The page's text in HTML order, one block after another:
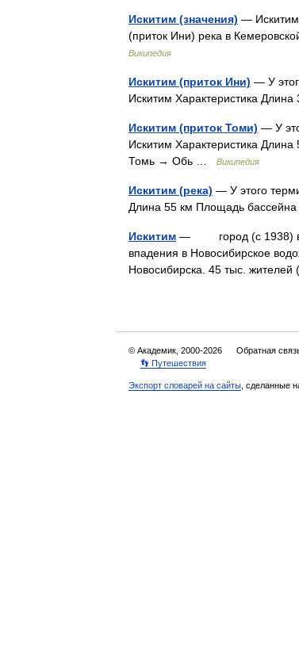
Искитим (значения) — Искитим
(приток Ини) река в
Википедия
Искитим (приток Ини) — У
Искитим Характеристика
Искитим (приток Томи) — У
Искитим Характеристика
Томь → Обь …
Википедия
Искитим (река) — У этого
Длина 55 км Площадь
Искитим — город (с 1938) в
впадения в Новосибирское
Новосибирска. 45 тыс.
© Академик, 2000-2026 Обратная
👣 Путешествия
Экспорт словарей на сайты , сделанные